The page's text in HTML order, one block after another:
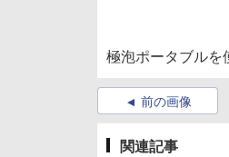
極泡ポータブルを
前の画像
関連記事